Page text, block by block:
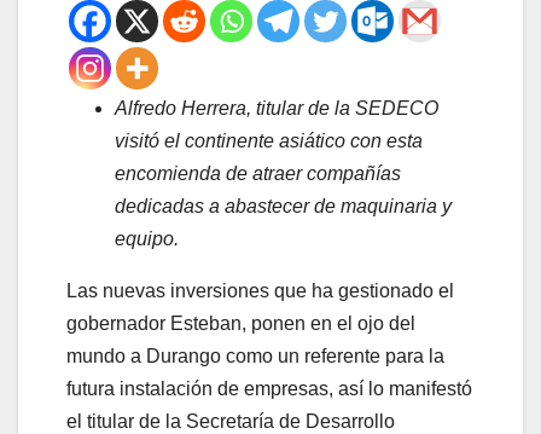
Alfredo Herrera, titular de la SEDECO
visitó el continente asiático con esta
encomienda de atraer compañías
dedicadas a abastecer de maquinaria y
equipo.
Las nuevas inversiones que ha gestionado el
gobernador Esteban, ponen en el ojo del
mundo a Durango como un referente para la
futura instalación de empresas, así lo manifestó
el titular de la Secretaría de Desarrollo